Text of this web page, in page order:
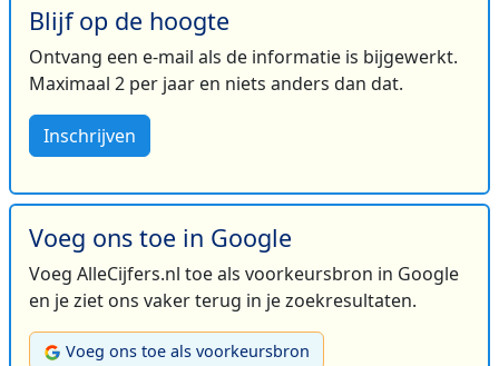
Blijf op de hoogte
Ontvang een e-mail als de informatie is bijgewerkt.
Maximaal 2 per jaar en niets anders dan dat.
Inschrijven
Voeg ons toe in Google
Voeg AlleCijfers.nl toe als voorkeursbron in Google
en je ziet ons vaker terug in je zoekresultaten.
Voeg ons toe als voorkeursbron